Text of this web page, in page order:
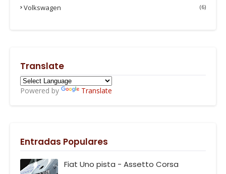
Volkswagen (6)
Translate
Powered by Translate
Entradas Populares
Fiat Uno pista - Assetto Corsa